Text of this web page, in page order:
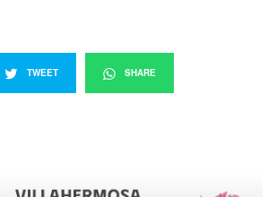
TWEET SHARE